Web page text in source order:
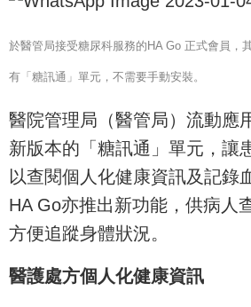
於醫管局接受糖尿科服務的HA Go 正式會員，
有「糖訊通」單元，不需要手動安裝。
醫院管理局（醫管局）流動應
新版本的「糖訊通」單元，讓
以查閱個人化健康資訊及記錄
HA Go亦推出新功能，供病人
方便追蹤身體狀況。
醫護處方個人化健康資訊